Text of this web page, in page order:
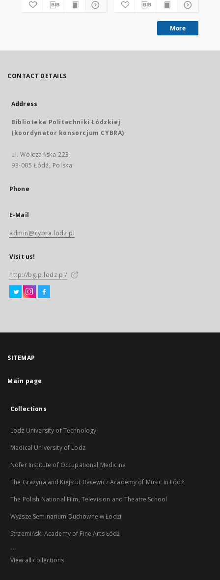
More
CONTACT DETAILS
Address
Biblioteka Politechniki Łódzkiej
(koordynator konsorcjum CYBRA)
ul. Wólczańska 223
93-005 Łódź, Polska
Phone
E-Mail
admin@cybra.lodz.pl
Visit us!
http://bg.p.lodz.pl/
SITEMAP
Main page
Collections
Lodz University of Technology
Medical University of Lodz
Nofer Institute of Occupational Medicine
The Grażyna and Kiejstut Bacewicz Academy of Music in Łódź
The Polish National Film, Television and Theatre School
Wyższe Seminarium Duchowne w Łodzi
Strzemiński Academy of Fine Arts Łódź
...
View all collections